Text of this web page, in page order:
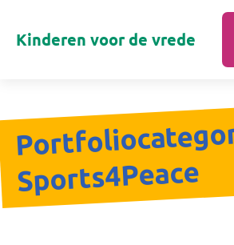
Kinderen voor de vrede
Sports4Peace